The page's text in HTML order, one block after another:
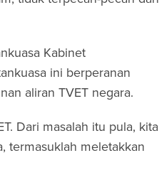
Kabinet
ini berperanan
aliran TVET negara.
Dari masalah itu pula, kita
termasuklah meletakkan